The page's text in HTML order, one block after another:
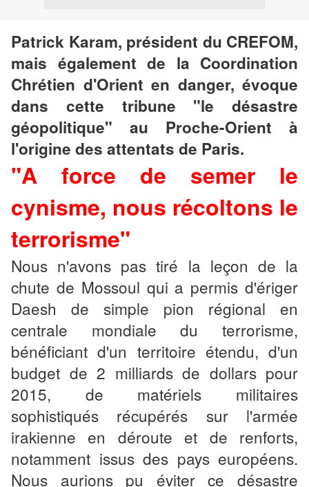
Patrick Karam, président du CREFOM,
mais également de la Coordination
Chrétien d'Orient en danger, évoque
dans cette tribune "le désastre
géopolitique" au Proche-Orient à
l'origine des attentats de Paris.
"A force de semer le
cynisme, nous récoltons le
terrorisme"
Nous n'avons pas tiré la leçon de la
chute de Mossoul qui a permis d'ériger
Daesh de simple pion régional en
centrale mondiale du terrorisme,
bénéficiant d'un territoire étendu, d'un
budget de 2 milliards de dollars pour
2015, de matériels militaires
sophistiqués récupérés sur l'armée
irakienne en déroute et de renforts,
notamment issus des pays européens.
Nous aurions pu éviter ce désastre